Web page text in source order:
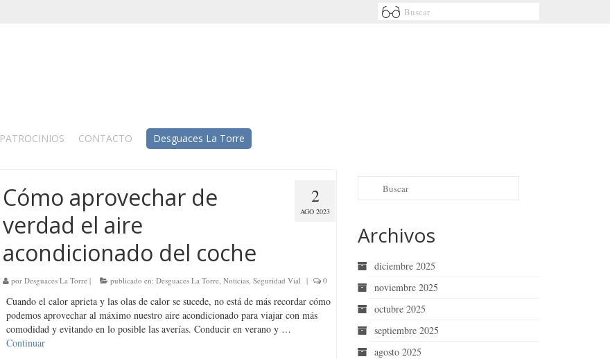
PATROCINIOS CONTACTO Desguaces La Torre
2
AGO 2023
Cómo aprovechar de
verdad el aire
acondicionado del coche
por Desguaces La Torre| publicado en: Desguaces La Torre, Noticias, Seguridad Vial | 0
Cuando el calor aprieta y las olas de calor se sucede, no está de más recordar cómo
podemos aprovechar al máximo nuestro aire acondicionado para viajar con más
comodidad y evitando en lo posible las averías. Conducir en verano y …
Continuar
Archivos
diciembre 2025
noviembre 2025
octubre 2025
septiembre 2025
agosto 2025